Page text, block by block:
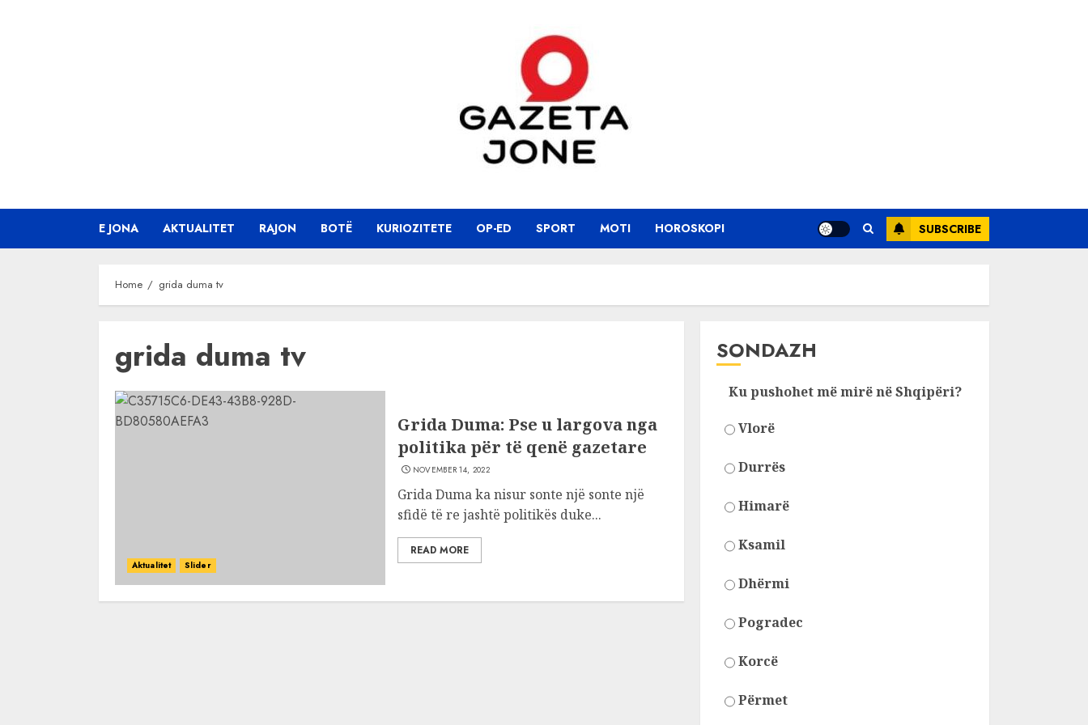
E JONA AKTUALITET RAJON BOTË KURIOZITETE OP-ED SPORT MOTI HOROSKOPI SUBSCRIBE
Home grida duma tv
grida duma tv
Aktualitet Slider
Grida Duma: Pse u largova nga
politika për të qenë gazetare
NOVEMBER 14, 2022
Grida Duma ka nisur sonte një sonte një
sfidë të re jashtë politikës duke...
READ MORE
SONDAZH
Ku pushohet më mirë në Shqipëri?
Vlorë
Durrës
Himarë
Ksamil
Dhërmi
Pogradec
Korcë
Përmet